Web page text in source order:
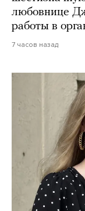
любовнице
работы в
7 часов назад